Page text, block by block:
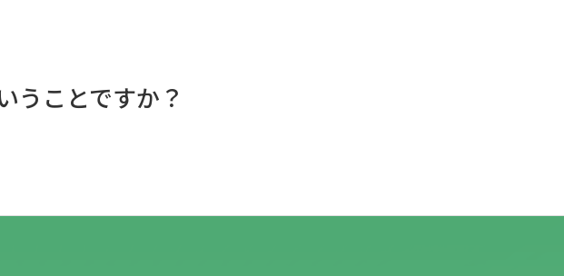
オ
うことですか？